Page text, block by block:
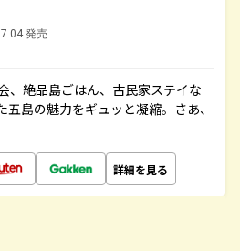
発売
、絶品島ごはん、古民家ステイな
五島の魅力をギュッと凝縮。さあ、
詳細を見る